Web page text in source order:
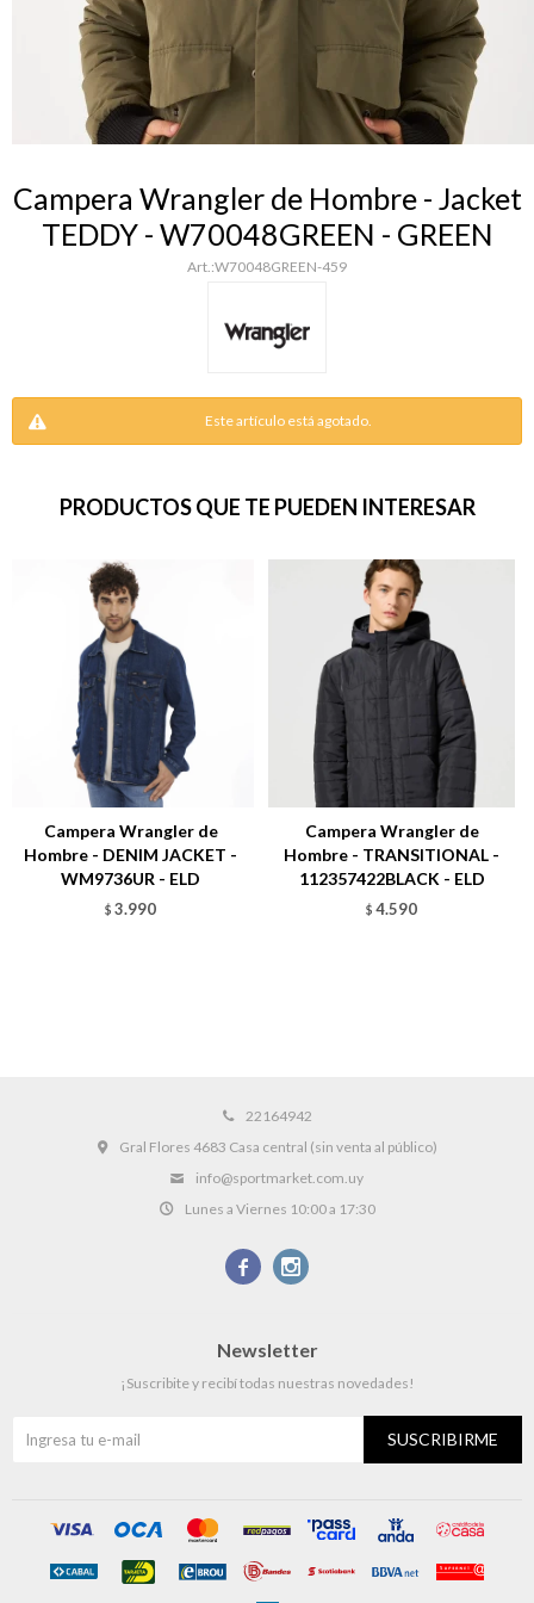
Campera Wrangler de Hombre - Jacket
TEDDY - W70048GREEN - GREEN
W70048GREEN-459
Este artículo está agotado.
PRODUCTOS QUE TE PUEDEN INTERESAR
Campera Wrangler de
Hombre - DENIM JACKET -
WM9736UR - ELD
$ 3.990
Campera Wrangler de
Hombre - TRANSITIONAL -
112357422BLACK - ELD
$ 4.590
22164942
Gral Flores 4683 Casa central (sin venta al público)
info@sportmarket.com.uy
Lunes a Viernes 10:00 a 17:30
 
Newsletter
¡Suscribite y recibí todas nuestras novedades!
SUSCRIBIRME